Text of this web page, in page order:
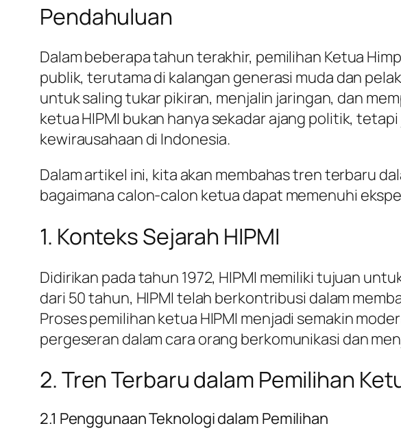
Pendahuluan
Dalam beberapa tahun terakhir, pemilihan Ketua
publik, terutama di kalangan generasi muda dan
untuk saling tukar pikiran, menjalin jaringan, dan
ketua HIPMI bukan hanya sekadar ajang politik,
kewirausahaan di Indonesia.
Dalam artikel ini, kita akan membahas tren terbaru
bagaimana calon-calon ketua dapat memenuhi
1. Konteks Sejarah HIPMI
Didirikan pada tahun 1972, HIPMI memiliki tujuan
dari 50 tahun, HIPMI telah berkontribusi dalam
Proses pemilihan ketua HIPMI menjadi semakin
pergeseran dalam cara orang berkomunikasi dan
2. Tren Terbaru dalam Pemilihan
2.1 Penggunaan Teknologi dalam Pemilihan